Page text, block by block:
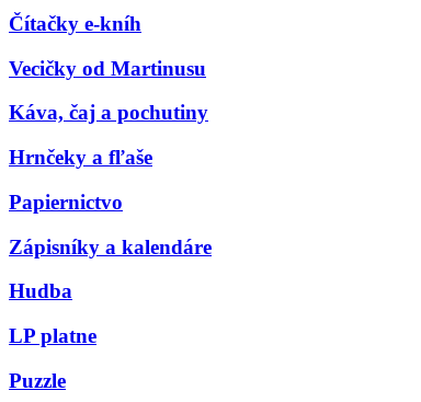
Čítačky e-kníh
Vecičky od Martinusu
Káva, čaj a pochutiny
Hrnčeky a fľaše
Papiernictvo
Zápisníky a kalendáre
Hudba
LP platne
Puzzle